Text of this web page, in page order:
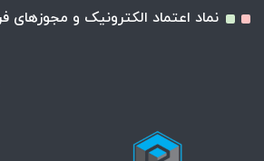
نماد اعتماد الکترونیک و مجوزهای